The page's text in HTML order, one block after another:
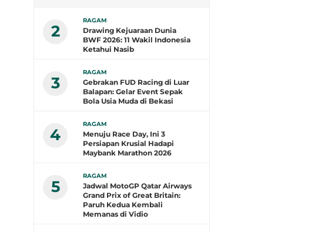
2
RAGAM
Drawing Kejuaraan Dunia
BWF 2026: 11 Wakil Indonesia
Ketahui Nasib
3
RAGAM
Gebrakan FUD Racing di Luar
Balapan: Gelar Event Sepak
Bola Usia Muda di Bekasi
4
RAGAM
Menuju Race Day, Ini 3
Persiapan Krusial Hadapi
Maybank Marathon 2026
5
RAGAM
Jadwal MotoGP Qatar Airways
Grand Prix of Great Britain:
Paruh Kedua Kembali
Memanas di Vidio